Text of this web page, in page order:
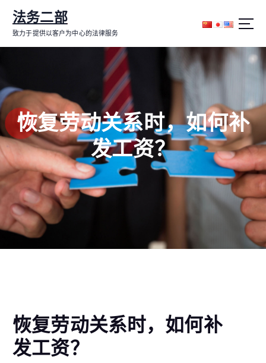
内
法务二部
致力于提供以客户为中心的法律服务
恢复劳动关系时，如何补
发工资？
恢复劳动关系时，如何补
发工资？